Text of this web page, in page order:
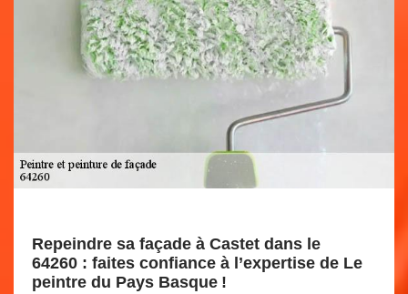
Repeindre sa façade à Castet dans le
64260 : faites confiance à l’expertise de Le
peintre du Pays Basque !